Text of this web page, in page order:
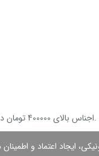
رایگان هستند.
ایجاد اعتماد و